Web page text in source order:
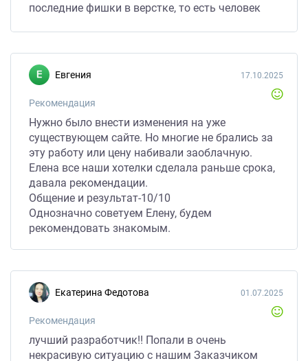
последние фишки в верстке, то есть человек
у нее осталось, так как я точно у нее буду
заказывать еще сайты. Впереди для нее много
проектов от меня.
Евгения
Рекомендация
17.10.2025
Нужно было внести изменения на уже
существующем сайте. Но многие не брались за
эту работу или цену набивали заоблачную.
Елена все наши хотелки сделала раньше срока,
давала рекомендации.
Общение и результат-10/10
Однозначно советуем Елену, будем
рекомендовать знакомым.
Екатерина Федотова
Рекомендация
01.07.2025
лучший разработчик!! Попали в очень
некрасивую ситуацию с нашим Заказчиком